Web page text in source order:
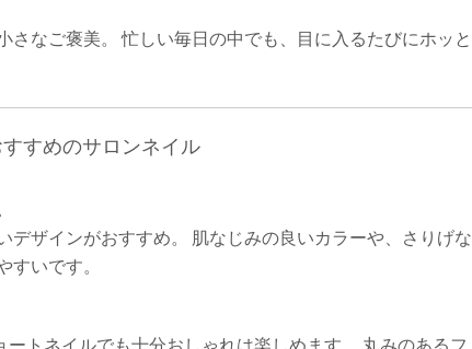
なご褒美。 忙しい毎日の中でも、目に入るたびにホッと
すめのサロンネイル
ザインがおすすめ。 肌なじみの良いカラーや、さりげな
いです。
トネイルでも十分おしゃれは楽しめます。 丸みのあるフ